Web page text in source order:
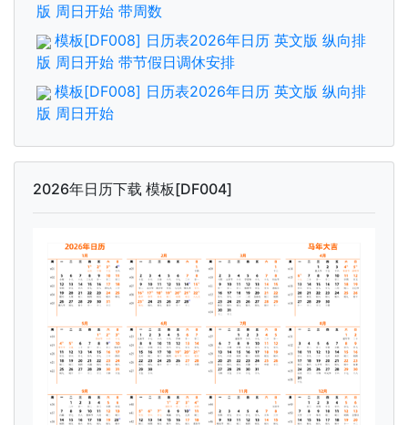
版 周日开始 带周数
模板[DF008] 日历表2026年日历 英文版 纵向排
版 周日开始 带节假日调休安排
模板[DF008] 日历表2026年日历 英文版 纵向排
版 周日开始
2026年日历下载 模板[DF004]